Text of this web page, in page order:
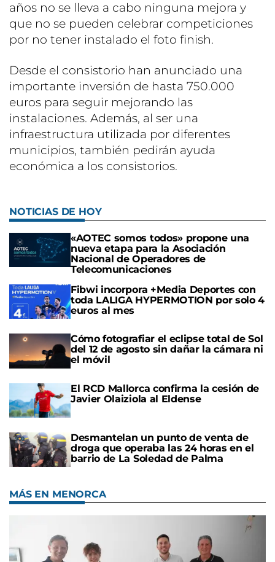
años no se lleva a cabo ninguna mejora y
que no se pueden celebrar competiciones
por no tener instalado el foto finish.
Desde el consistorio han anunciado una
importante inversión de hasta 750.000
euros para seguir mejorando las
instalaciones. Además, al ser una
infraestructura utilizada por diferentes
municipios, también pedirán ayuda
económica a los consistorios.
NOTICIAS DE HOY
«AOTEC somos todos» propone una
nueva etapa para la Asociación
Nacional de Operadores de
Telecomunicaciones
Fibwi incorpora +Media Deportes con
toda LALIGA HYPERMOTION por solo 4
euros al mes
Cómo fotografiar el eclipse total de Sol
del 12 de agosto sin dañar la cámara ni
el móvil
El RCD Mallorca confirma la cesión de
Javier Olaiziola al Eldense
Desmantelan un punto de venta de
droga que operaba las 24 horas en el
barrio de La Soledad de Palma
MÁS EN MENORCA